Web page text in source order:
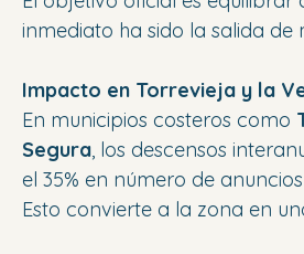
inmediato ha sido la salida de
Impacto en Torrevieja y la
En municipios costeros como
Segura, los descensos
el 35% en número de
Esto convierte a la zona en